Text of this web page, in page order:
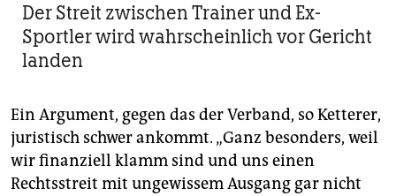
Der Streit zwischen Trainer und Ex-
Sportler wird wahrscheinlich vor Gericht
landen
Ein Argument, gegen das der Verband, so Ketterer,
juristisch schwer ankommt. „Ganz besonders, weil
wir finanziell klamm sind und uns einen
Rechtsstreit mit ungewissem Ausgang gar nicht